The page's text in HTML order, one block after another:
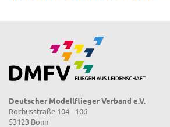
Deutscher Modellflieger Verband e.V.
Rochusstraße 104 - 106
53123 Bonn